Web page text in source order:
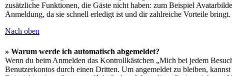
zusätzliche Funktionen, die Gäste nicht haben: zum Beispiel
Anmeldung, da sie schnell erledigt ist und dir zahlreiche Vorteile bringt.
Nach oben
» Warum werde ich automatisch abgemeldet?
Wenn du beim Anmelden das Kontrollkästchen „Mich bei jedem
Benutzerkontos durch einen Dritten. Um angemeldet zu bleiben,